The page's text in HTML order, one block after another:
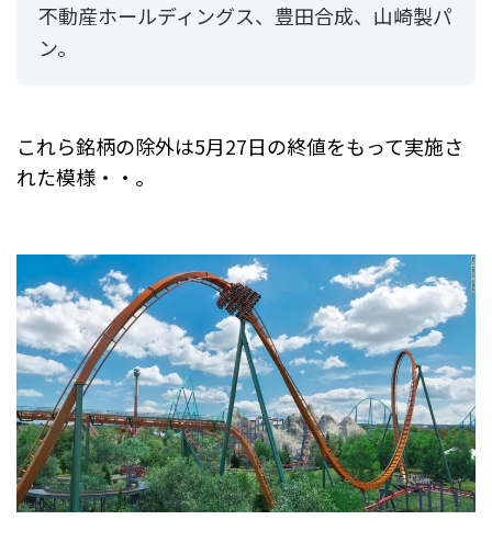
不動産ホールディングス、豊田合成、山崎製パ
ン。
これら銘柄の除外は5月27日の終値をもって実施さ
れた模様・・。